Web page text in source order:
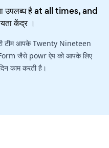
उपलब्ध है at all times, and
केंद्र।
टीम आपके Twenty Nineteen
जैसे powr ऐप को आपके लिए
काम करती है।